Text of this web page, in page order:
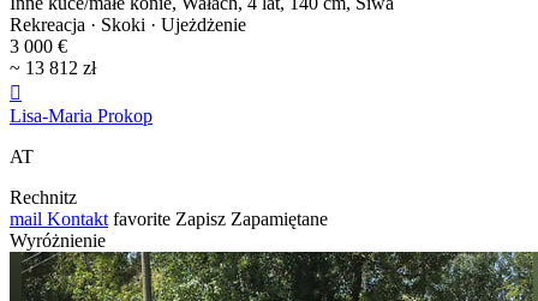
Rekreacja · Skoki · Ujeżdżenie
3 000 €
~ 13 812 zł

Lisa-Maria Prokop
AT
Rechnitz
mail Kontakt favorite Zapisz Zapamiętane
Wyróżnienie